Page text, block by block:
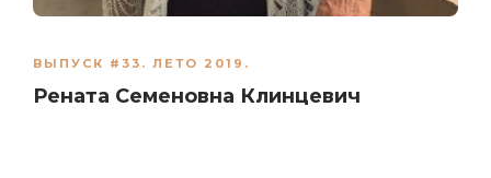
ВЫПУСК #33. ЛЕТО 2019.
Рената Семеновна Клинцевич